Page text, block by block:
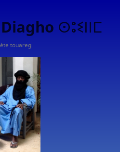
ⵙⵓⵉⵏⵏⵎ
touareg